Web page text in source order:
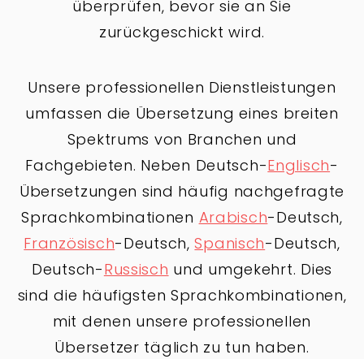
überprüfen, bevor sie an Sie
zurückgeschickt wird.
Unsere professionellen Dienstleistungen
umfassen die Übersetzung eines breiten
Spektrums von Branchen und
Fachgebieten. Neben Deutsch-Englisch-
Übersetzungen sind häufig nachgefragte
Sprachkombinationen Arabisch-Deutsch,
Französisch-Deutsch,Spanisch-Deutsch,
Deutsch-Russisch und umgekehrt. Dies
sind die häufigsten Sprachkombinationen,
mit denen unsere professionellen
Übersetzer täglich zu tun haben.